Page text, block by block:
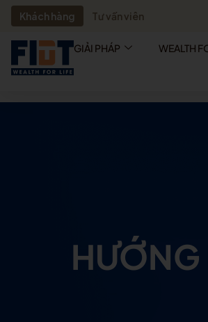
Khách hàng Tư vấn viên
GIẢI PHÁP WEALTH
HƯỚNG